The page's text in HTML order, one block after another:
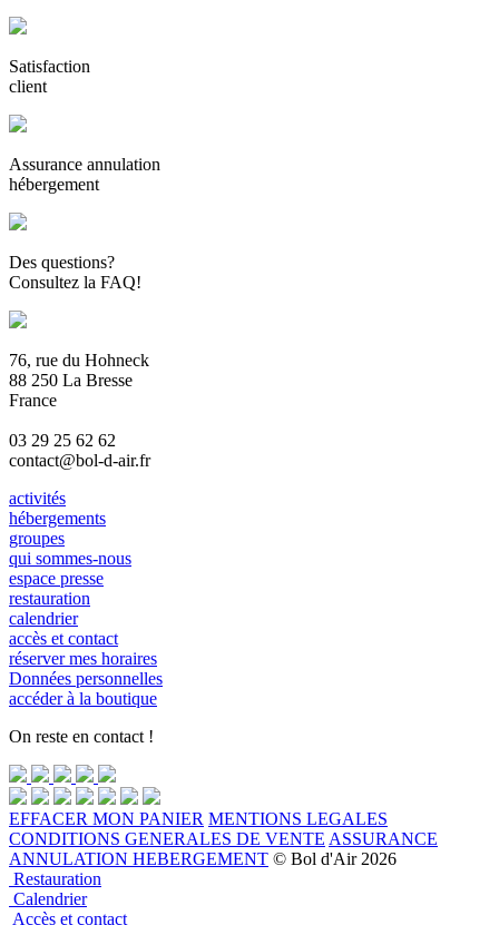
Satisfaction
client
Assurance annulation
hébergement
Des questions?
Consultez la FAQ!
76, rue du Hohneck
88 250 La Bresse
France
03 29 25 62 62
contact@bol-d-air.fr
activités
hébergements
groupes
qui sommes-nous
espace presse
restauration
calendrier
accès et contact
réserver mes horaires
Données personnelles
accéder à la boutique
On reste en contact !
EFFACER MON PANIER MENTIONS LEGALES
CONDITIONS GENERALES DE VENTE ASSURANCE
ANNULATION HEBERGEMENT © Bol d'Air 2026
Restauration
Calendrier
Accès et contact